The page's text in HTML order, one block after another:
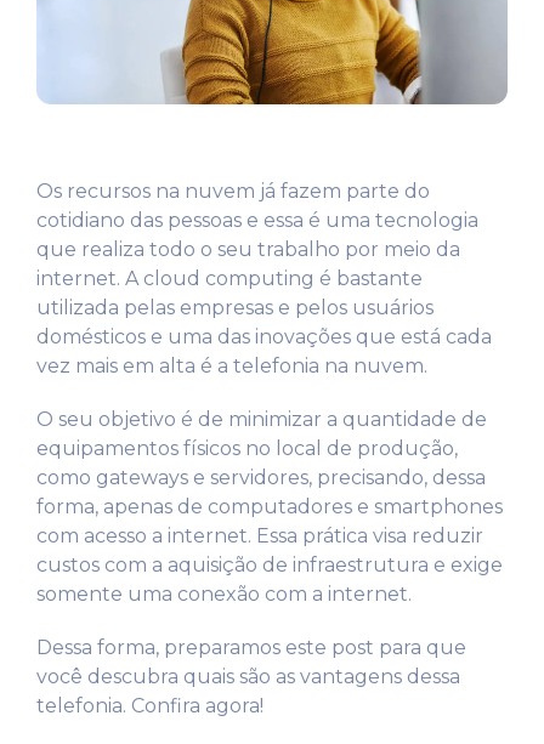
Os recursos na nuvem já fazem parte do
cotidiano das pessoas e essa é uma tecnologia
que realiza todo o seu trabalho por meio da
internet. A cloud computing é bastante
utilizada pelas empresas e pelos usuários
domésticos e uma das inovações que está cada
vez mais em alta é a telefonia na nuvem.
O seu objetivo é de minimizar a quantidade de
equipamentos físicos no local de produção,
como gateways e servidores, precisando, dessa
forma, apenas de computadores e smartphones
com acesso a internet. Essa prática visa reduzir
custos com a aquisição de infraestrutura e exige
somente uma conexão com a internet.
Dessa forma, preparamos este post para que
você descubra quais são as vantagens dessa
telefonia. Confira agora!